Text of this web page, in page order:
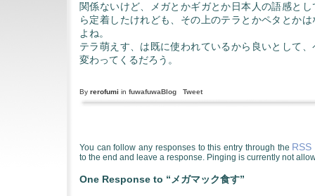
関係ないけど、メガとかギガとか日本人の語感と
ら定着したけれども、その上のテラとかペタとか
よね。
テラ萌えす、は既に使われているから良いとして
変わってくるだろう。
By rerofumi in fuwafuwaBlog Tweet
You can follow any responses to this entry through the RSS
to the end and leave a response. Pinging is currently not
One Response to “メガマック食す”